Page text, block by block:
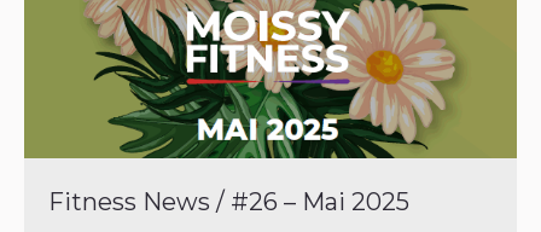
Fitness News / #26 – Mai 2025